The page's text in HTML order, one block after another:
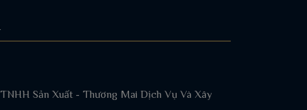
Sản Xuất - Thương Mai Dịch Vụ Và Xây